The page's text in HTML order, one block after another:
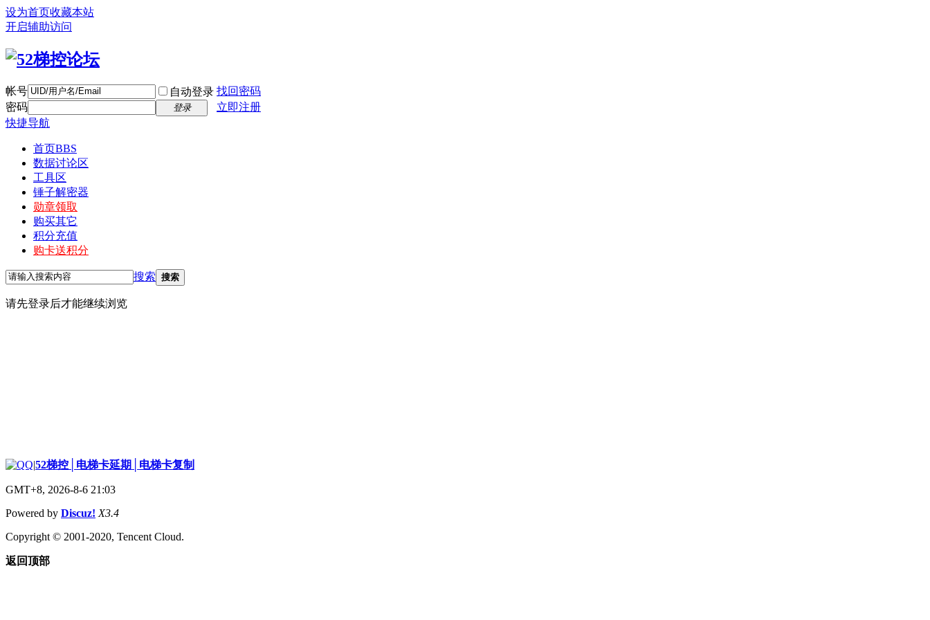
设为首页收藏本站
开启辅助访问
帐号 自动登录 找回密码
密码
登录
立即注册
快捷导航
首页BBS
数据讨论区
工具区
锤子解密器
勋章领取
购买其它
积分充值
购卡送积分
搜索 搜索
请先登录后才能继续浏览
|52梯控│电梯卡延期│电梯卡复制
GMT+8, 2026-8-6 21:03
Powered by Discuz! X3.4
Copyright © 2001-2020, Tencent Cloud.
返回顶部